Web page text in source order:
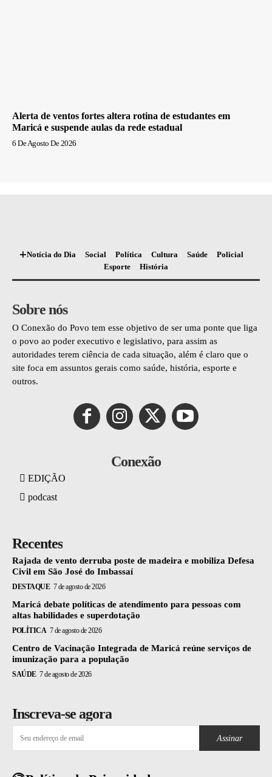
Alerta de ventos fortes altera rotina de estudantes em
Maricá e suspende aulas da rede estadual
6 De Agosto De 2026
Notícia do Dia Social Política Cultura Saúde
Policial
Esporte
História
Sobre nós
O Conexão do Povo tem esse objetivo de ser uma ponte que liga
o povo ao poder executivo e legislativo, para assim as
autoridades terem ciência de cada situação, além é claro que o
site foca em assuntos gerais como saúde, história, esporte e
outros.
Conexão
EDIÇÃO
podcast
Recentes
Rajada de vento derruba poste de madeira e mobiliza Defesa
Civil em São José do Imbassaí
DESTAQUE 7 de agosto de 2026
Maricá debate políticas de atendimento para pessoas com
altas habilidades e superdotação
POLÍTICA 7 de agosto de 2026
Centro de Vacinação Integrada de Maricá reúne serviços de
imunização para a população
SAÚDE 7 de agosto de 2026
Inscreva-se agora
Assinar